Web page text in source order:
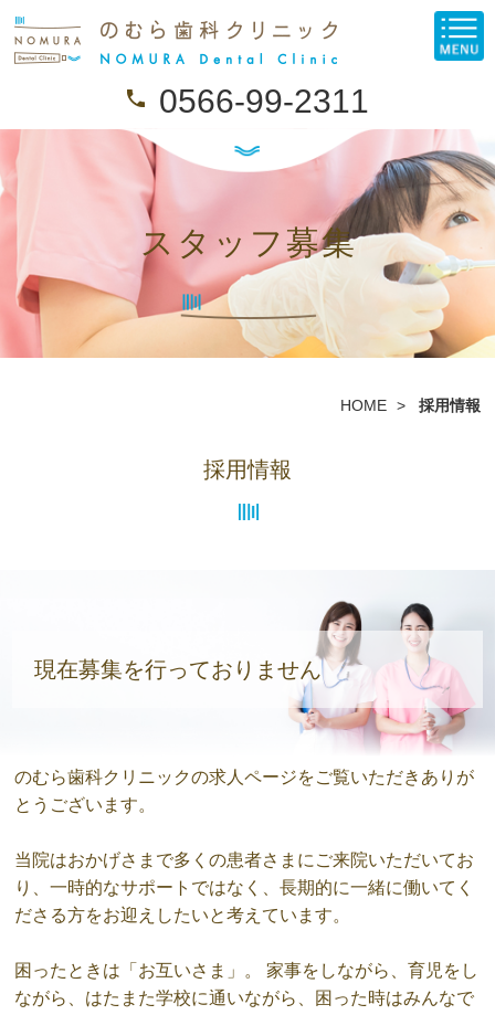
0566-99-2311
スタッフ募集
HOME 採用情報
採用情報
現在募集を行っておりません
のむら歯科クリニックの求人ページをご覧いただきありが
とうございます。
当院はおかげさまで多くの患者さまにご来院いただいてお
り、一時的なサポートではなく、長期的に一緒に働いてく
ださる方をお迎えしたいと考えています。
困ったときは「お互いさま」。 家事をしながら、育児をし
ながら、はたまた学校に通いながら、困った時はみんなで